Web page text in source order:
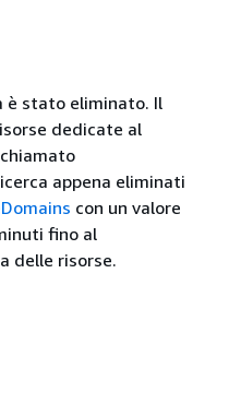
è stato eliminato. Il
dedicate al
appena eliminati
con un valore
fino al
delle risorse.